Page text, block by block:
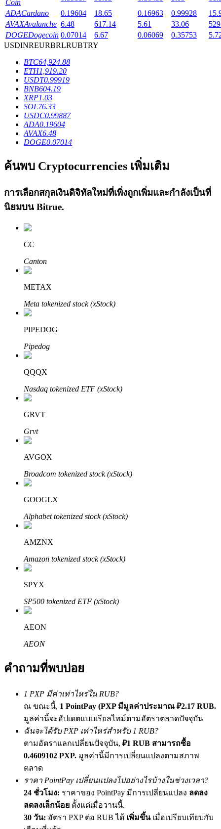
บริการยืมเงินที่ได้รับการสนับสนุนจาก Crypto
ลงทุนอัตโนมัติ
คว้าผลกำไรระยะยาวและผลประโยชน์ที่ยืดหยุ่น
เรียนรู้ Staking
เรียนรู้เกี่ยวกับการสร้างรายได้แบบพาสซีฟ
Bitrue
พันธมิตร Bitrue
เชิญเพื่อนเพื่อรับรางวัลเงินสด
BTC Welcome Rewards
Deposit & Trade BTC to Share 25000 USDT prize pool!
Deposit CASHCAT & Win
Coin
ADACardano 0.19604 18.65 0.16963 0.99928
AVAXAvalanche 6.48 617.14 5.61 33.06
DOGEDogecoin 0.07014 6.67 0.06069 0.35753
USDINREURBRLRUBTRY
BTC64,924.88
ETH1,919.20
USDT0.99919
BNB604.19
XRP1.03
SOL76.33
USDC0.99887
ADA0.19604
AVAX6.48
DOGE0.07014
ค้นพบ Cryptocurrencies เพิ่มเติม
การเลือกสกุลเงินดิจิทัลใหม่ที่เพิ่งถูกเพิ่มและกำลังเป็นที่
นิยมบน Bitrue.
CC
Canton
METAX
Meta tokenized stock (xStock)
PIPEDOG
Pipedog
QQQX
Nasdaq tokenized ETF (xStock)
GRVT
Grvt
AVGOX
Broadcom tokenized stock (xStock)
GOOGLX
Alphabet tokenized stock (xStock)
AMZNX
Amazon tokenized stock (xStock)
SPYX
SP500 tokenized ETF (xStock)
AEON
AEON
คำถามที่พบบ่อย
1 PXP มีค่าเท่าไหร่ใน RUB?
ณ ขณะนี้, 1 PointPay (PXP มีมูลค่าประมาณ ₽2.17 RUB.
มูลค่านี้จะอัปเดตแบบเรียลไทม์ตามอัตราตลาดปัจจุบัน
ฉันจะได้รับ PXP เท่าไหร่สำหรับ 1 RUB?
ตามอัตราแลกเปลี่ยนปัจจุบัน, ₽1 RUB สามารถซื้อ
0.4609102 PXP. มูลค่านี้มีการเปลี่ยนแปลงตามสภาพ
ตลาด
ราคา PointPay เปลี่ยนแปลงไปอย่างไรบ้างในช่วงเวลา?
24 ชั่วโมง: ราคาของ PointPay มีการเปลี่ยนแปลง ลดลง
ลดลงเล็กน้อย ตั้งแต่เมื่อวานนี้.
30 วัน: อัตรา PXP ต่อ RUB ได้ เพิ่มขึ้นเมื่อเปรียบเทียบกับ